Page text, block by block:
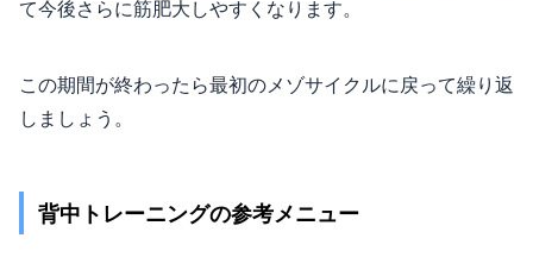
て今後さらに筋肥大しやすくなります。
この期間が終わったら最初のメゾサイクルに戻って繰り返
しましょう。
背中トレーニングの参考メニュー